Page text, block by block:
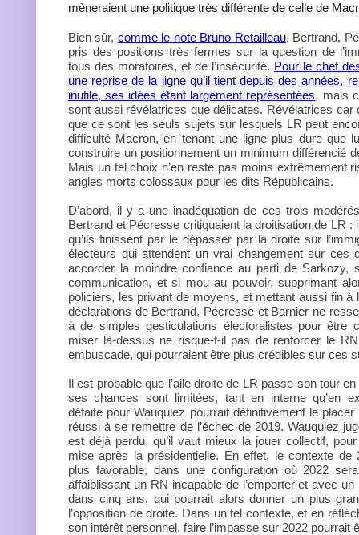
mèneraient une politique très différente de celle de
Bien sûr, comme le note Bruno Retailleau, Bertrand,
pris des positions très fermes sur la question de
tous des moratoires, et de l’insécurité. Pour le chef
une reprise de la ligne qu’il tient depuis des années,
inutile, ses idées étant largement représentées, mais
sont aussi révélatrices que délicates. Révélatrices car
que ce sont les seuls sujets sur lesquels LR peut
difficulté Macron, en tenant une ligne plus dure que
construire un positionnement un minimum différencié
Mais un tel choix n’en reste pas moins extrêmement
angles morts colossaux pour les dits Républicains.
D’abord, il y a une inadéquation de ces trois
Bertrand et Pécresse critiquaient la droitisation de LR :
qu’ils finissent par le dépasser par la droite sur
électeurs qui attendent un vrai changement sur ces
accorder la moindre confiance au parti de Sarkozy,
communication, et si mou au pouvoir, supprimant
policiers, les privant de moyens, et mettant aussi fin à
déclarations de Bertrand, Pécresse et Barnier ne
à de simples gesticulations électoralistes pour être
miser là-dessus ne risque-t-il pas de renforcer le
embuscade, qui pourraient être plus crédibles sur ces
Il est probable que l’aile droite de LR passe son tour
ses chances sont limitées, tant en interne qu’en
défaite pour Wauquiez pourrait définitivement le placer
réussi à se remettre de l’échec de 2019. Wauquiez
est déjà perdu, qu’il vaut mieux la jouer collectif,
mise après la présidentielle. En effet, le contexte de
plus favorable, dans une configuration où 2022
affaiblissant un RN incapable de l’emporter et avec
dans cinq ans, qui pourrait alors donner un plus
l’opposition de droite. Dans un tel contexte, et en
son intérêt personnel, faire l’impasse sur 2022 pourrait